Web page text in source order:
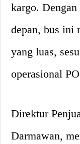
kargo.
depan, bus ini
yang luas,
operasional
Direktur
Darmawan,